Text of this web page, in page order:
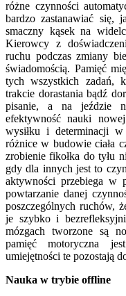
różne czynności
bardzo zastanawiać się,
smaczny kąsek na
Kierowcy z
ruchu podczas zmiany
świadomością. Pamięć
tych wszystkich zadań,
trakcie dorastania bądź
pisanie, a na jeździe
efektywność nauki
wysiłku i determinacji
różnice w budowie ciała
zrobienie fikołka do tyłu
gdy dla innych jest to
aktywności przebiega w
powtarzanie danej
poszczególnych ruchów,
je szybko i
mózgach tworzone są
pamięć motoryczna
umiejętności te pozostają
Nauka w trybie offline